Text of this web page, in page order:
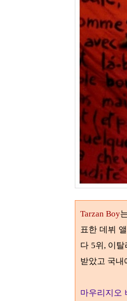
Tarzan Boy
표한 데뷔
다 5위, 이탈
받았고 국내
마우리지오